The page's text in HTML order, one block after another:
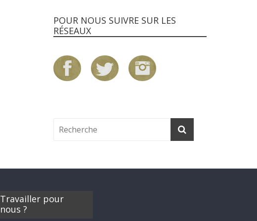
POUR NOUS SUIVRE SUR LES
RÉSEAUX
Travailler pour
nous ?